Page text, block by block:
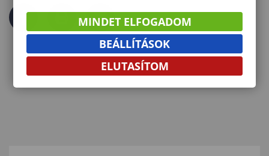
MINDET ELFOGADOM
BEÁLLÍTÁSOK
ELUTASÍTOM